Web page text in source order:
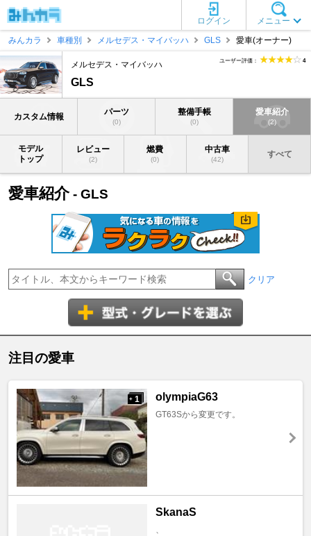
メニュー
ログイン
みんカラ
車種別 メルセデス・マイバッハ GLS 愛車(オーナー)
メルセデス・マイバッハ
GLS
ユーザー評価： 4
カスタム情報 パーツ
(0)
整備手帳
(0)
愛車紹介
(2)
モデル
トップ
レビュー
(2)
燃費
(0)
中古車
(42)
すべて
愛車紹介- GLS
クリア
注目の愛車
+ 1 olympiaG63
GT63Sから変更です。
SkanaS
、